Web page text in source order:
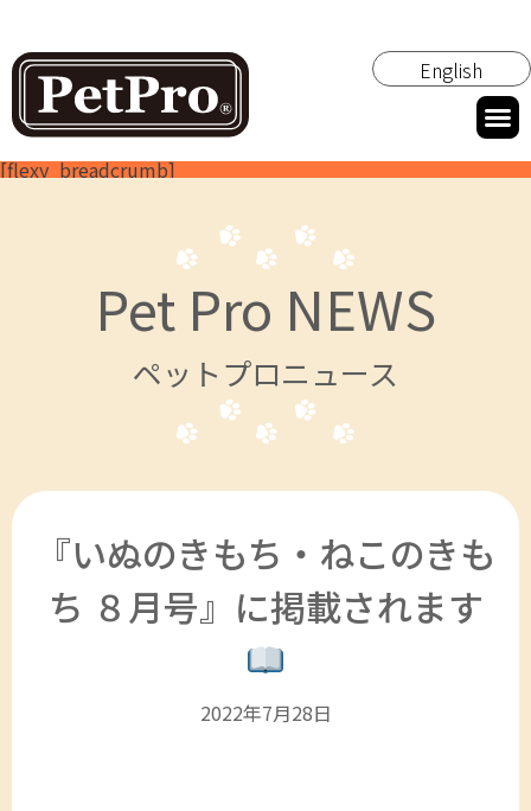
English
[flexy_breadcrumb]
Pet Pro NEWS
ペットプロニュース
『いぬのきもち・ねこのきも
ち ８月号』に掲載されます
2022年7月28日